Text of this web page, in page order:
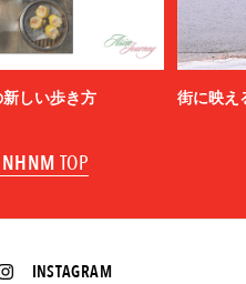
しい歩き方 街に映え
TOP
INSTAGRAM